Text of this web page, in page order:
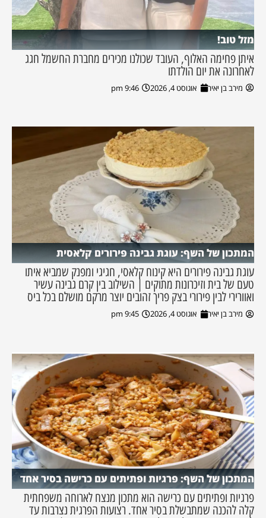
מזל טוב!
איתן פחימה האלוף, העובד שכולנו מכירים מחברת החשמל חגג
לאחרונה את יום הולדתו
מירב בן יאיר אוגוסט 4, 2026 9:46 pm
המתכון של השף: עוגת גבינה פירורים קלאסית
עוגת גבינה פירורים היא קינוח קלאסי, חגיגי ומפנק שמביא איתו
טעם של בית וזיכרונות מתוקים | השילוב בין קרם גבינה עשיר
ואוורירי לבין פירורי בצק פריך זהובים יוצר מרקם מושלם בכל ביס
מירב בן יאיר אוגוסט 4, 2026 9:45 pm
המתכון של השף: פרגיות ופתיתים עם כרישה בסיר אחד
פרגיות ופתיתים עם כרישה הוא מתכון מנצח לארוחה משפחתית
קלה להכנה שמתבשלת בסיר אחד. רצועות הפרגית נצרבות עד